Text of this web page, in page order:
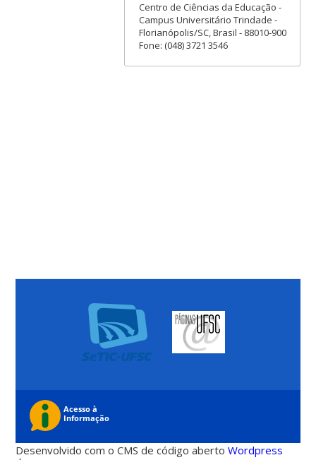
Centro de Ciências da Educação -
Campus Universitário Trindade -
Florianópolis/SC, Brasil - 88010-900
Fone: (048) 3721 3546
Desenvolvido com o CMS de código abertoWordpress